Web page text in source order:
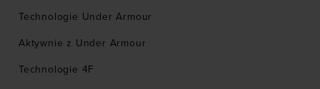
Technologie Under Armour
Aktywnie z Under Armour
Technologie 4F